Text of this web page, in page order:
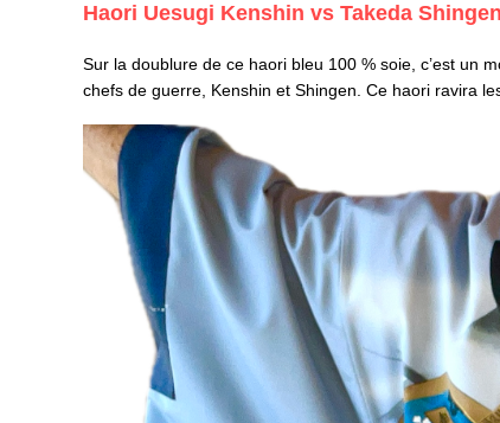
Haori Uesugi Kenshin vs Takeda
Sur la doublure de ce haori bleu 100 % soie, c’est un
chefs de guerre, Kenshin et Shingen. Ce haori ravira